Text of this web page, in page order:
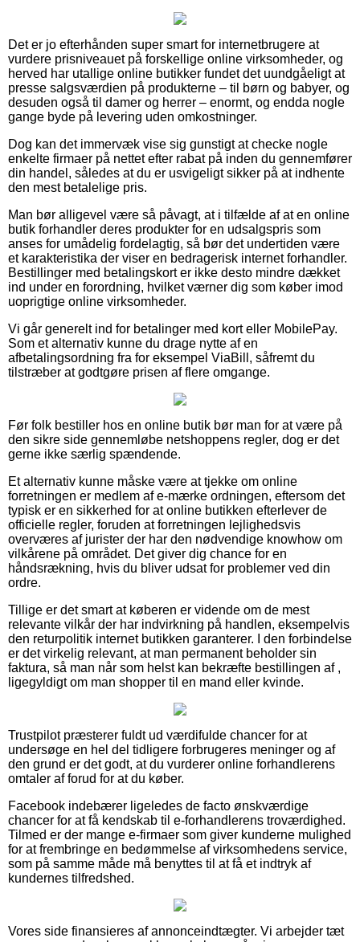
Det er jo efterhånden super smart for internetbrugere at
vurdere prisniveauet på forskellige online virksomheder, og
herved har utallige online butikker fundet det uundgåeligt at
presse salgsværdien på produkterne – til børn og babyer, og
desuden også til damer og herrer – enormt, og endda nogle
gange byde på levering uden omkostninger.
Dog kan det immervæk vise sig gunstigt at checke nogle
enkelte firmaer på nettet efter rabat på inden du gennemfører
din handel, således at du er usvigeligt sikker på at indhente
den mest betalelige pris.
Man bør alligevel være så påvagt, at i tilfælde af at en online
butik forhandler deres produkter for en udsalgspris som
anses for umådelig fordelagtig, så bør det undertiden være
et karakteristika der viser en bedragerisk internet forhandler.
Bestillinger med betalingskort er ikke desto mindre dækket
ind under en forordning, hvilket værner dig som køber imod
uoprigtige online virksomheder.
Vi går generelt ind for betalinger med kort eller MobilePay.
Som et alternativ kunne du drage nytte af en
afbetalingsordning fra for eksempel ViaBill, såfremt du
tilstræber at godtgøre prisen af flere omgange.
Før folk bestiller hos en online butik bør man for at være på
den sikre side gennemløbe netshoppens regler, dog er det
gerne ikke særlig spændende.
Et alternativ kunne måske være at tjekke om online
forretningen er medlem af e-mærke ordningen, eftersom det
typisk er en sikkerhed for at online butikken efterlever de
officielle regler, foruden at forretningen lejlighedsvis
overværes af jurister der har den nødvendige knowhow om
vilkårene på området. Det giver dig chance for en
håndsrækning, hvis du bliver udsat for problemer ved din
ordre.
Tillige er det smart at køberen er vidende om de mest
relevante vilkår der har indvirkning på handlen, eksempelvis
den returpolitik internet butikken garanterer. I den forbindelse
er det virkelig relevant, at man permanent beholder sin
faktura, så man når som helst kan bekræfte bestillingen af ,
ligegyldigt om man shopper til en mand eller kvinde.
Trustpilot præsterer fuldt ud værdifulde chancer for at
undersøge en hel del tidligere forbrugeres meninger og af
den grund er det godt, at du vurderer online forhandlerens
omtaler af forud for at du køber.
Facebook indebærer ligeledes de facto ønskværdige
chancer for at få kendskab til e-forhandlerens troværdighed.
Tilmed er der mange e-firmaer som giver kunderne mulighed
for at frembringe en bedømmelse af virksomhedens service,
som på samme måde må benyttes til at få et indtryk af
kundernes tilfredshed.
Vores side finansieres af annonceindtægter. Vi arbejder tæt